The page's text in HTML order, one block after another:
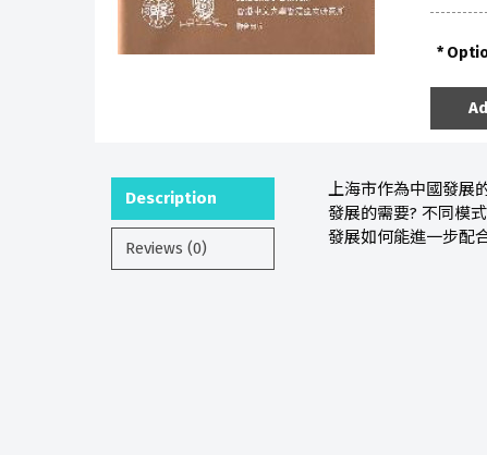
Description
Reviews (0)
上海市作為中國發展
發展的需要? 不同模
發展如何能進一步配